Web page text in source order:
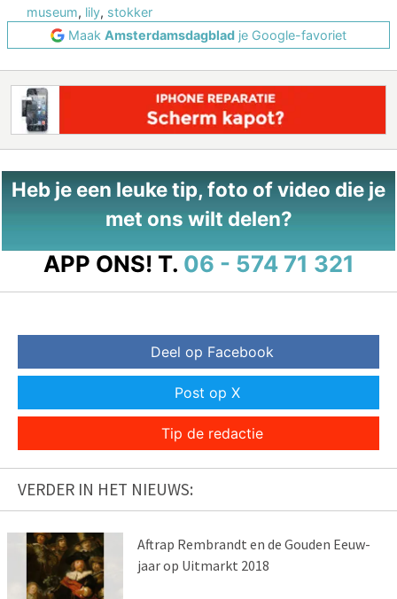
museum, lily, stokker
Maak Amsterdamsdagblad je Google-favoriet
Heb je een leuke tip, foto of video die je
met ons wilt delen?
APP ONS! T. 06 - 574 71 321
Deel op Facebook
Post op X
Tip de redactie
VERDER IN HET NIEUWS:
Aftrap Rembrandt en de Gouden Eeuw-
jaar op Uitmarkt 2018